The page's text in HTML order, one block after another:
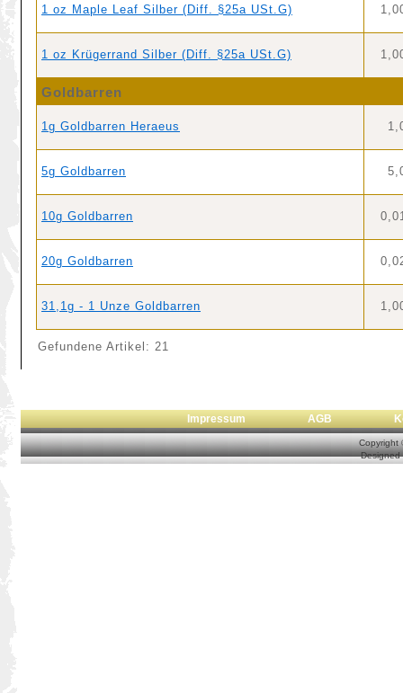
1 oz Maple Leaf Silber (Diff. §25a USt.G)
1 oz Krügerrand Silber (Diff. §25a USt.G)
Goldbarren
1g Goldbarren Heraeus
5g Goldbarren
10g Goldbarren
20g Goldbarren
31,1g - 1 Unze Goldbarren
Gefundene Artikel: 21
Impressum AGB
Copyright
Designed